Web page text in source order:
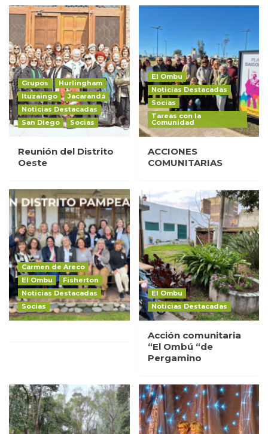
Grupos
Hurlingham
Ituzaingo
Jacarandá
Noticias Destacadas
San Diego
Socias
Reunión del Distrito
Oeste
El Ombu
Noticias Destacadas
Socias
Tareas con la
Comunidad
ACCIONES
COMUNITARIAS
Carmen de Areco
El Ombu
Fisherton
Noticias Destacadas
Socias
El Ombu
Noticias Destacadas
Acción comunitaria
“El Ombú “de
Pergamino